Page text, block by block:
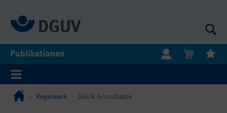
Publikationen
Regelwerk DGUV Grundsätze